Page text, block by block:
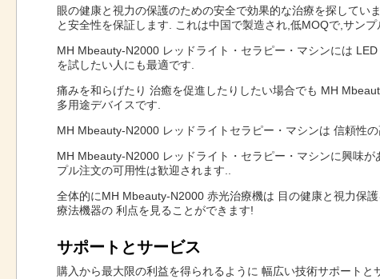
眼の健康と視力の保護のための安全で効果的な治療を探して
と安全性を保証します. これは中国で製造され,低MOQで,サン
MH Mbeauty-N2000 レッドライト・セラピー・マシンには
を試したい人にも最適です.
痛みを和らげたり 治癒を促進したりしたい場合でも MH
多用途デバイスです.
MH Mbeauty-N2000 レッドライトセラピー・マシンは 信頼性
MH Mbeauty-N2000 レッドライト・セラピー・マシンに興味
プル注文の可用性は歓迎されます..
全体的にMH Mbeauty-N2000 赤光治療機は 目の健康と視力保
療法機器の 利点を見ることができます!
サポートとサービス
購入から最大限の利益を得られるように 幅広い技術サポート